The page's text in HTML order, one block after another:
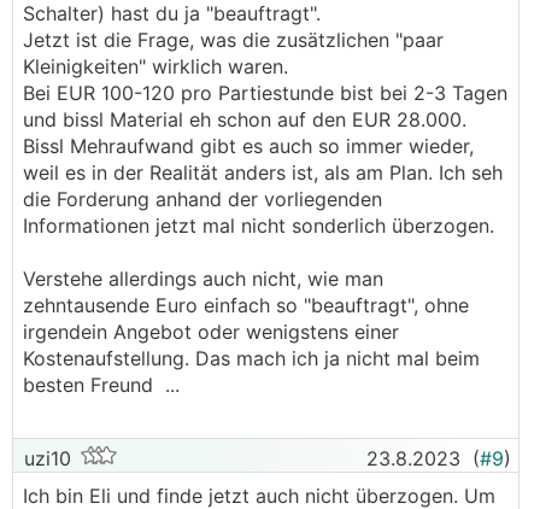
Schalter) hast du ja "beauftragt".
Jetzt ist die Frage, was die zusätzlichen "paar
Kleinigkeiten" wirklich waren.
Bei EUR 100-120 pro Partiestunde bist bei 2-3 Tagen
und bissl Material eh schon auf den EUR 28.000.
Bissl Mehraufwand gibt es auch so immer wieder,
weil es in der Realität anders ist, als am Plan. Ich seh
die Forderung anhand der vorliegenden
Informationen jetzt mal nicht sonderlich überzogen.
Verstehe allerdings auch nicht, wie man
zehntausende Euro einfach so "beauftragt", ohne
irgendein Angebot oder wenigstens einer
Kostenaufstellung. Das mach ich ja nicht mal beim
besten Freund ...
uzi10 23.8.2023 (#9)
Ich bin Eli und finde jetzt auch nicht überzogen. Um